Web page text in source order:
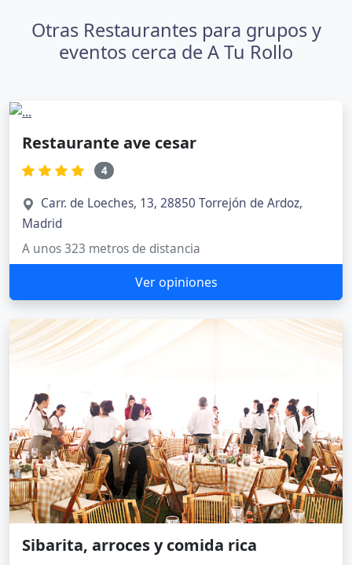
Otras Restaurantes para grupos y
eventos cerca de A Tu Rollo
Restaurante ave cesar
4
Carr. de Loeches, 13, 28850 Torrejón de Ardoz,
Madrid
A unos 323 metros de distancia
Ver opiniones
Sibarita, arroces y comida rica